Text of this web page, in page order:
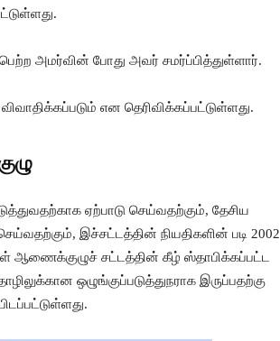
அமர்வின் போது அவர் சமர்ப்பித்துள்ளார்.
என தெரிவிக்கப்பட்டுள்ளது.
ஏற்பாடு செய்வதற்கும், தேசிய
இச்சட்டத்தின் நியதிகளின் படி 2002
சட்டத்தின் கீழ் ஸ்தாபிக்கப்பட்ட
ஒழுங்குப்படுத்துநராக இருப்பதற்கு